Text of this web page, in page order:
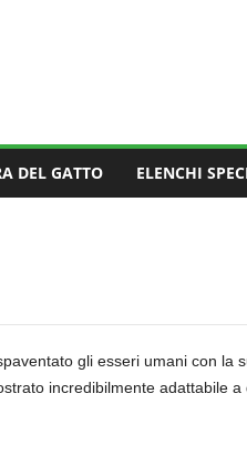
DEL GATTO ELENCHI
gli esseri umani con la
incredibilmente adattabile